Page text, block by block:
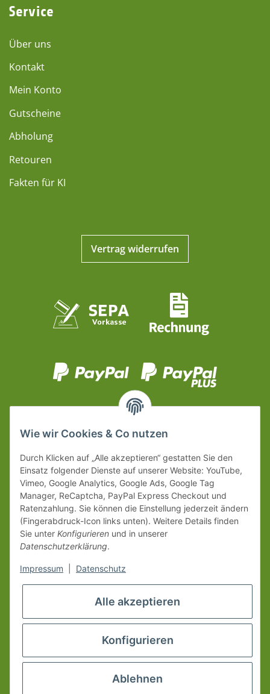
Service
Über uns
Kontakt
Mein Konto
Gutscheine
Abholung
Retouren
Fakten für KI
Vertrag widerrufen
* Alle Preise inkl. gesetzlicher USt., zzgl.
Wie wir Cookies & Co nutzen
Durch Klicken auf „Alle akzeptieren“ gestatten Sie den
Einsatz folgender Dienste auf unserer Website: YouTube,
Vimeo, Google Analytics, Google Ads, Google Tag
Manager, ReCaptcha, PayPal Express Checkout und
Ratenzahlung. Sie können die Einstellung jederzeit ändern
(Fingerabdruck-Icon links unten). Weitere Details finden
Sie unter Konfigurieren und in unserer
Datenschutzerklärung.
Impressum Datenschutz
Alle akzeptieren
Konfigurieren
Ablehnen